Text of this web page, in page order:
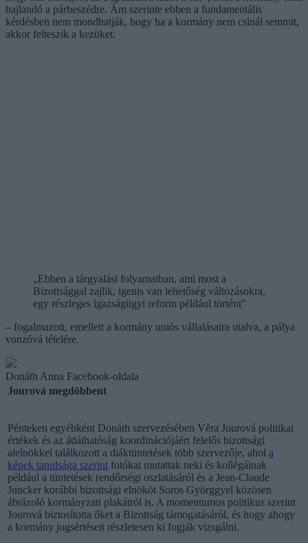
hajlandó a párbeszédre. Ám szerinte ebben a fundamentális
kérdésben nem mondhatják, hogy ha a kormány nem csinál semmit,
akkor felteszik a kezüket.
„Ebben a tárgyalási folyamatban, ami most a
Bizottsággal zajlik, igenis van lehetőség változásokra,
egy részleges igazságügyi reform például történt”
– fogalmazott, emellett a kormány uniós vállalásaira utalva, a pálya
vonzóvá tételére.
Donáth Anna Facebook-oldala
Jourová megdöbbent
Pénteken egyébként Donáth szervezésében Věra Jourová politikai
értékek és az átláthatóság koordinációjáért felelős bizottsági
alelnökkel találkozott a diáktüntetések több szervezője, ahol a
képek tanulsága szerint fotókat mutattak neki és kollégáinak
például a tüntetések rendőrségi oszlatásáról és a Jean-Claude
Juncker korábbi bizottsági elnököt Soros Györggyel közösen
ábrázoló kormányzati plakátról is. A momentumos politikus szerint
Jourová biztosította őket a Bizottság támogatásáról, és hogy ahogy
a kormány jogsértéseit részletesen ki fogják vizsgálni.